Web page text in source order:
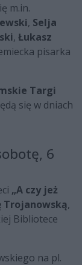
m.in.
, Selja
, Łukasz
pisarka
Targi
się w dniach
6
„A czy jeż
Trojanowską,
Bibliotece
na pl.